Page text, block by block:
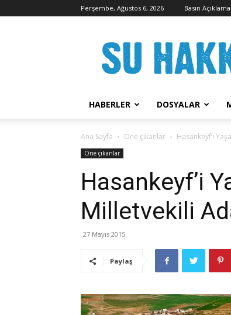
Perşembe, Ağustos 6, 2026 Basın
Hakkı
Kampanyası
HABERLER DOSYALAR
Ana Sayfa Öne çıkanlar Hasankeyf’i
Öne çıkanlar
Hasankeyf’i
Milletvekili
27 Mayıs 2015
Paylaş